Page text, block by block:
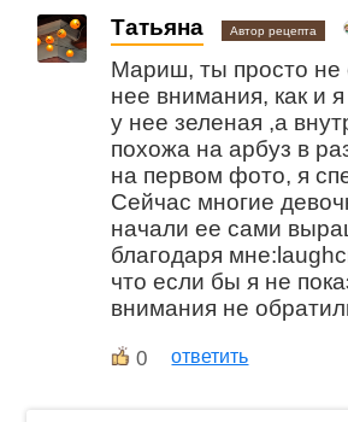
Татьяна Автор рецепта
Мариш, ты просто
нее внимания, как и
у нее зеленая ,а
похожа на арбуз в
на первом фото, я
Сейчас многие
начали ее сами
благодаря
что если бы я не
внимания не
0 ответить